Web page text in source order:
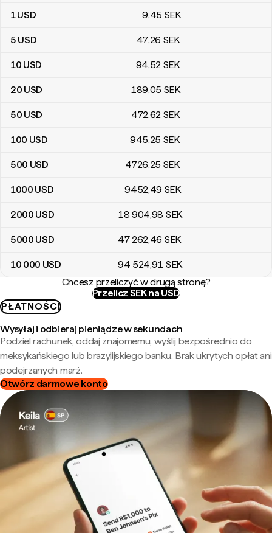
Tabela przeliczeń dolara amerykańskiego na korony szwedzkiej
1USD 9,45 SEK
5 USD 47,26 SEK
10 USD 94,52 SEK
20 USD 189,05 SEK
50 USD 472,62 SEK
100 USD 945,25 SEK
500 USD 4726,25 SEK
1000 USD 9452,49 SEK
2000 USD 18 904,98 SEK
5000 USD 47 262,46 SEK
10 000 USD 94 524,91 SEK
Chcesz przeliczyć w drugą stronę?
Przelicz SEK na USD
PŁATNOŚCI
Wysyłaj i odbieraj pieniądze w sekundach
Podziel rachunek, oddaj znajomemu, wyślij bezpośrednio do
meksykańskiego lub brazylijskiego banku. Brak ukrytych opłat ani
podejrzanych marż.
Otwórz darmowe konto